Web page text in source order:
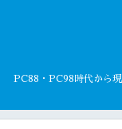
PC88・PC98時代から